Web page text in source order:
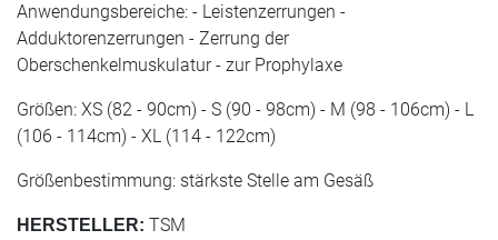
Anwendungsbereiche: - Leistenzerrungen -
Adduktorenzerrungen - Zerrung der
Oberschenkelmuskulatur - zur Prophylaxe
Größen: XS (82 - 90cm) - S (90 - 98cm) - M (98 - 106cm) - L
(106 - 114cm) - XL (114 - 122cm)
Größenbestimmung: stärkste Stelle am Gesäß
HERSTELLER: TSM